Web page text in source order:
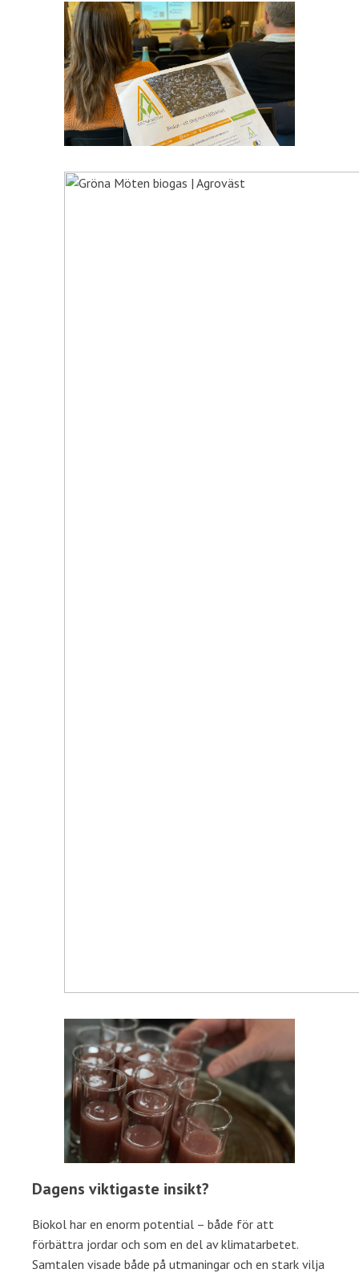
Dagens viktigaste insikt?
Biokol har en enorm potential – både för att
förbättra jordar och som en del av klimatarbetet.
Samtalen visade både på utmaningar och en stark vilja